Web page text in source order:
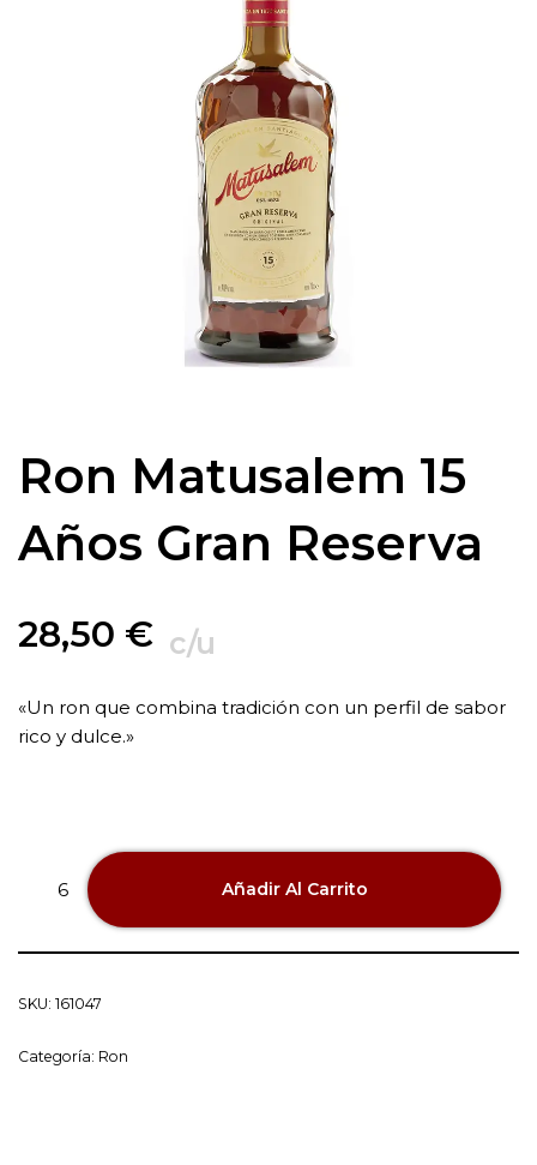
Ron Matusalem 15
Años Gran Reserva
28,50 € c/u
«Un ron que combina tradición con un perfil de sabor
rico y dulce.»
Añadir Al Carrito
SKU: 161047
Categoría: Ron